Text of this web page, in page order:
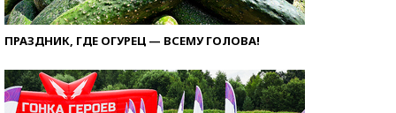
ПРАЗДНИК, ГДЕ ОГУРЕЦ — ВСЕМУ ГОЛОВА!